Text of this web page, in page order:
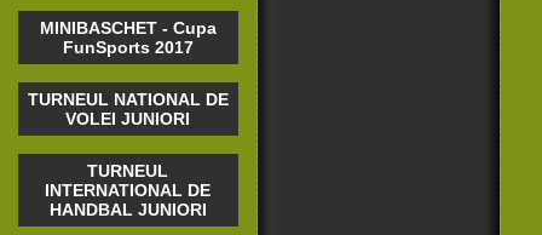
MINIBASCHET - Cupa
FunSports 2017
TURNEUL NATIONAL DE
VOLEI JUNIORI
TURNEUL
INTERNATIONAL DE
HANDBAL JUNIORI